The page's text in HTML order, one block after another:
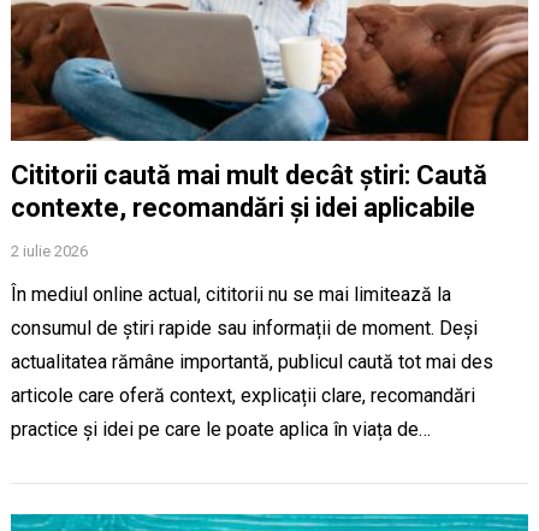
Cititorii caută mai mult decât știri: Caută
contexte, recomandări și idei aplicabile
2 iulie 2026
În mediul online actual, cititorii nu se mai limitează la
consumul de știri rapide sau informații de moment. Deși
actualitatea rămâne importantă, publicul caută tot mai des
articole care oferă context, explicații clare, recomandări
practice și idei pe care le poate aplica în viața de…